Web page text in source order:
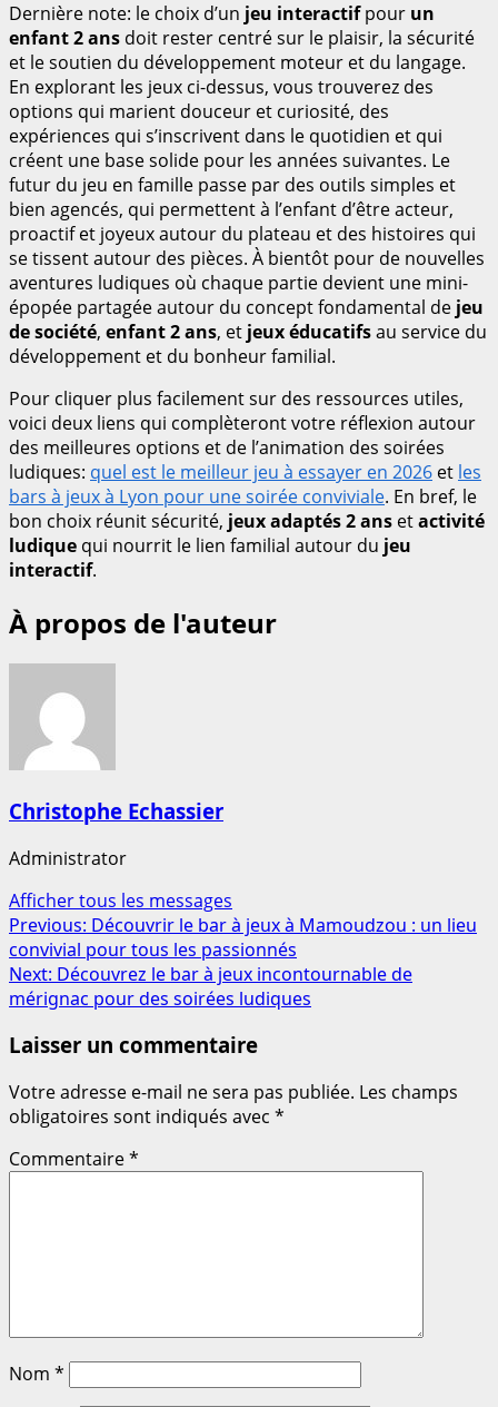
Dernière note: le choix d’un jeu interactifpour un
enfant 2 ans doit rester centré sur le plaisir, la sécurité
et le soutien du développement moteur et du langage.
En explorant les jeux ci-dessus, vous trouverez des
options qui marient douceur et curiosité, des
expériences qui s’inscrivent dans le quotidien et qui
créent une base solide pour les années suivantes. Le
futur du jeu en famille passe par des outils simples et
bien agencés, qui permettent à l’enfant d’être acteur,
proactif et joyeux autour du plateau et des histoires qui
se tissent autour des pièces. À bientôt pour de nouvelles
aventures ludiques où chaque partie devient une mini-
épopée partagée autour du concept fondamental de jeu
de société, enfant 2 ans, et jeux éducatifsau service du
développement et du bonheur familial.
Pour cliquer plus facilement sur des ressources utiles,
voici deux liens qui complèteront votre réflexion autour
des meilleures options et de l’animation des soirées
ludiques: quel est le meilleur jeu à essayer en 2026 et les
bars à jeux à Lyon pour une soirée conviviale. En bref, le
bon choix réunit sécurité, jeux adaptés 2 ans etactivité
ludique qui nourrit le lien familial autour du jeu
interactif.
À propos de l'auteur
Christophe Echassier
Administrator
Afficher tous les messages
Post
navigation
Previous: Découvrir le bar à jeux à Mamoudzou : un lieu
convivial pour tous les passionnés
Next: Découvrez le bar à jeux incontournable de
mérignac pour des soirées ludiques
Laisser un commentaire
Votre adresse e-mail ne sera pas publiée. Les champs
obligatoires sont indiqués avec *
Commentaire*
Nom *